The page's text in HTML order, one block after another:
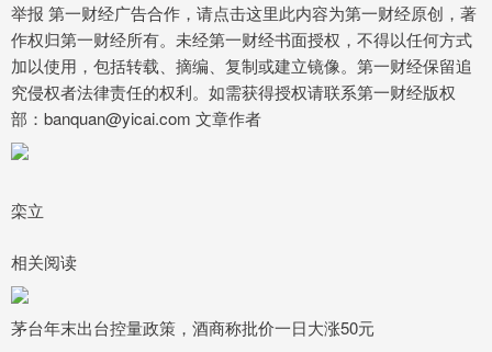
举报 第一财经广告合作，请点击这里此内容为第一财经原创，著
作权归第一财经所有。未经第一财经书面授权，不得以任何方式
加以使用，包括转载、摘编、复制或建立镜像。第一财经保留追
究侵权者法律责任的权利。如需获得授权请联系第一财经版权
部：banquan@yicai.com 文章作者
栾立
相关阅读
茅台年末出台控量政策，酒商称批价一日大涨50元